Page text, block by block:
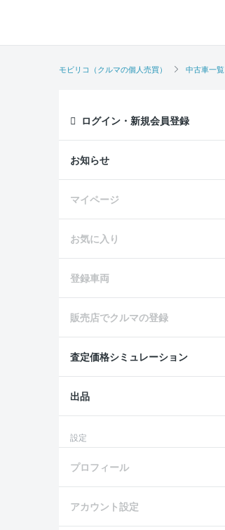
モビリコ（クルマの個人売買） 中古車一覧
ログイン・新規会員登録
お知らせ
マイページ
お気に入り
登録車両
販売店でクルマの登録
査定価格シミュレーション
出品
設定
プロフィール
アカウント設定